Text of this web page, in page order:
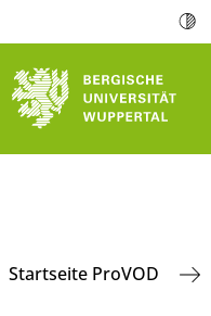
Startseite ProVOD